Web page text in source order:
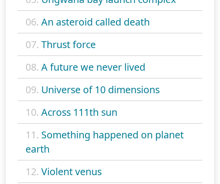
06. An asteroid called death
07. Thrust force
08. A future we never lived
09. Universe of 10 dimensions
10. Across 111th sun
11. Something happened on planet
earth
12. Violent venus